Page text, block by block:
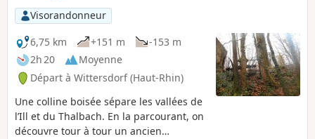
Visorandonneur
6,75 km
+151 m
-153 m
2h 20
Moyenne
Départ à Wittersdorf (Haut-Rhin)
Une colline boisée sépare les vallées de
l’Ill et du Thalbach. En la parcourant, on
découvre tour à tour un ancien